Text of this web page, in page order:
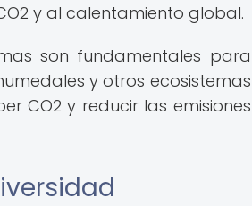
y al calentamiento global.
son fundamentales para
y otros ecosistemas
CO2 y reducir las emisiones